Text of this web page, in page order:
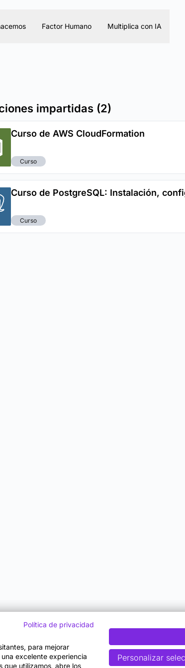
Factor Humano Multiplica con IA
impartidas (2)
Curso de AWS CloudFormation
Curso
Curso de PostgreSQL: Instalación,
Curso
Política de privacidad
para mejorar
excelente experiencia
que utilizamos, abre los
Personalizar